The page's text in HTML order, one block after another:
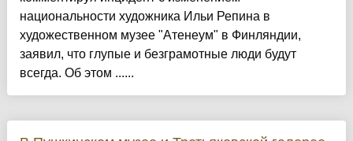
национальности художника Ильи Репина в
художественном музее "Атенеум" в Финляндии,
заявил, что глупые и безграмотные люди будут
всегда. Об этом ......